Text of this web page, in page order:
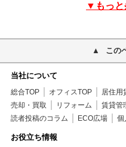
▼もっ
この
当社について
総合TOP オフィスTOP 居住用
売却・買取
リフォーム 賃貸管
読者投稿のコラム
ECO広場 個
お役立ち情報